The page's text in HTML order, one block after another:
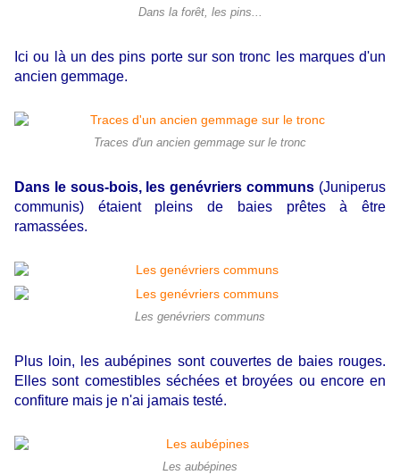
Dans la forêt, les pins...
Ici ou là un des pins porte sur son tronc les marques d'un
ancien gemmage.
Traces d'un ancien gemmage sur le tronc
Dans le sous-bois, les genévriers communs (Juniperus
communis) étaient pleins de baies prêtes à être
ramassées.
Les genévriers communs
Plus loin, les aubépines sont couvertes de baies rouges.
Elles sont comestibles séchées et broyées ou encore en
confiture mais je n'ai jamais testé.
Les aubépines